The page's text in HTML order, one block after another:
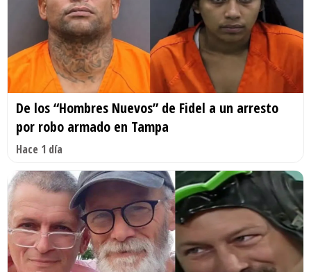
De los “Hombres Nuevos” de Fidel a un arresto
por robo armado en Tampa
Hace 1 día